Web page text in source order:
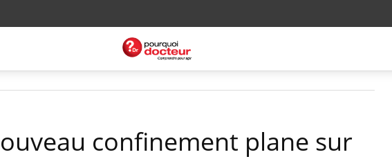
confinement plane sur